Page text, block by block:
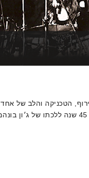
הטכניקה והלב של אחד